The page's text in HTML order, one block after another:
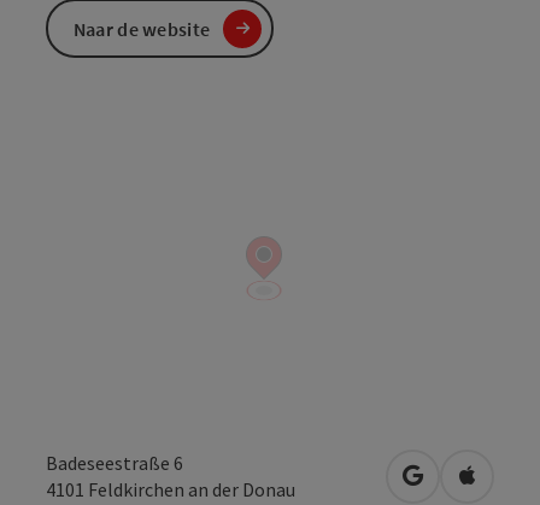
Badeseestraße 6
4101 Feldkirchen an der Donau Openen in
Naar de website